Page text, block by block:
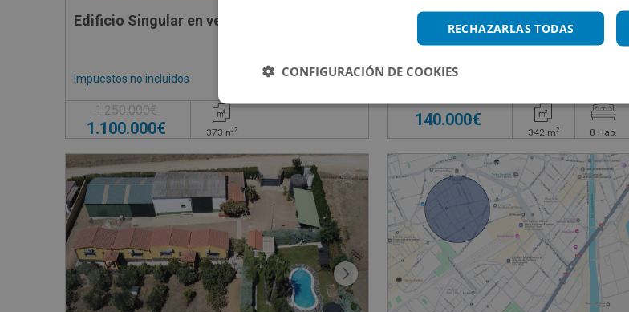
Edificio Singular en venta en CALLE CANOVAS DEL CASTILLO, 35
Impuestos no incluidos Ahorro 150.000€
1.250.000€
1.100.000€ 373 m2
Hotel en venta en SAN BLAS, 25
Impuestos no incluidos
140.000€
342 m2 8 Hab.
RECHAZARLAS TODAS
CONFIGURACIÓN DE COOKIES